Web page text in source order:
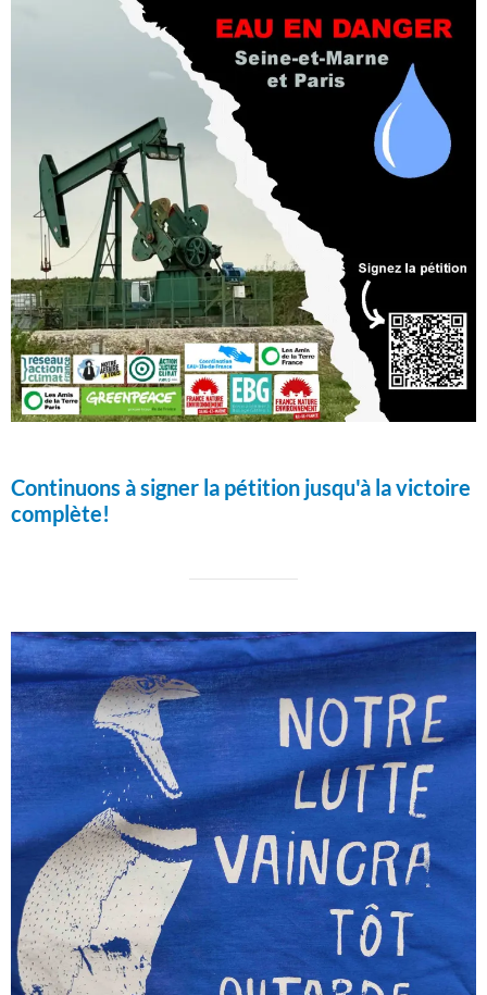
Continuons à signer la pétition jusqu'à la victoire
complète!